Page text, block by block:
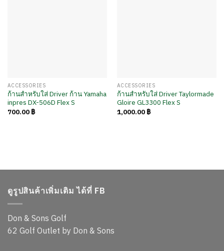
ACCESSORIES
ก้านสำหรับใส่ Driver ก้าน Yamaha
inpres DX-506D Flex S
700.00฿
ACCESSORIES
ก้านสำหรับใส่ Driver Taylormade
Gloire GL3300 Flex S
1,000.00฿
ดูรูปสินค้าเพิ่มเติม ได้ที่ FB
Don & Sons Golf
62 Golf Outlet by Don & Sons